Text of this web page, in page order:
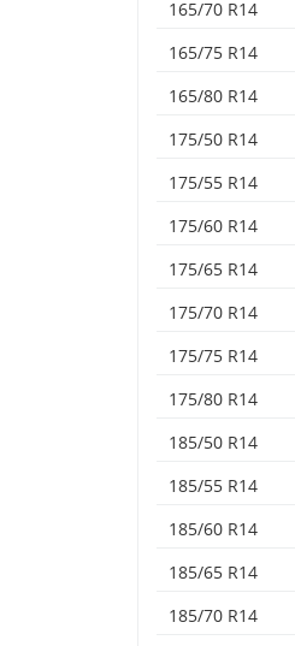
165/70 R14
165/75 R14
165/80 R14
175/50 R14
175/55 R14
175/60 R14
175/65 R14
175/70 R14
175/75 R14
175/80 R14
185/50 R14
185/55 R14
185/60 R14
185/65 R14
185/70 R14